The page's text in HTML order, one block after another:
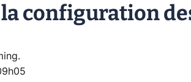
configuration
.